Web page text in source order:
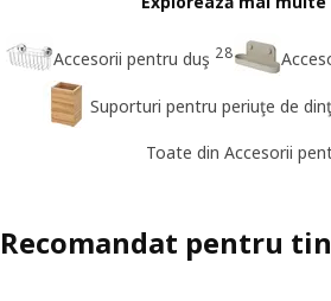
Accesorii pentru duş 28
Suporturi pentru periuţe de
Toate din Accesorii
Recomandat pentru